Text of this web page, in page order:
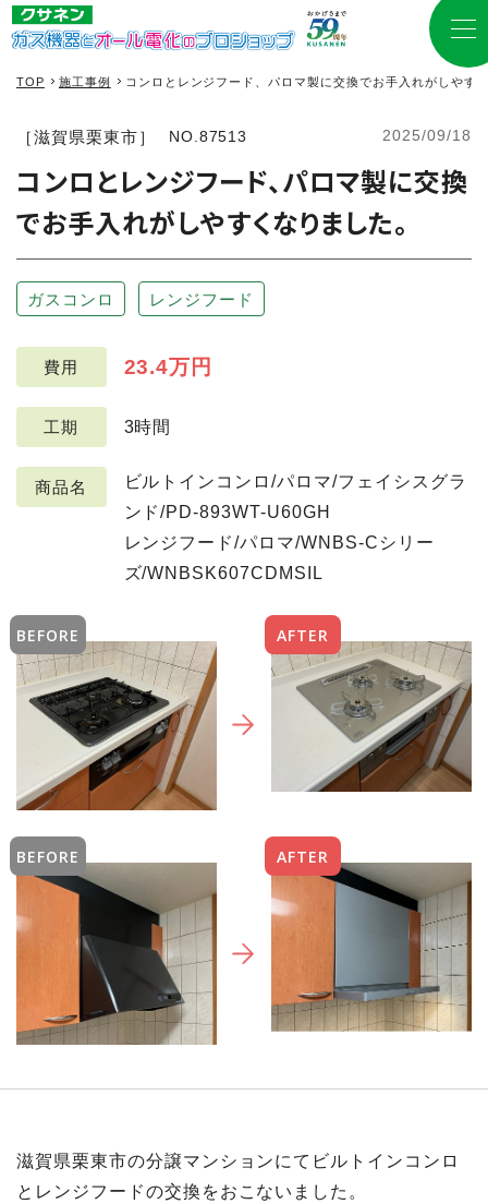
TOP 施工事例 コンロとレンジフード、パロマ製に交換でお手入れがしやす
［滋賀県栗東市］ NO.87513 2025/09/18
コンロとレンジフード、パロマ製に交換
でお手入れがしやすくなりました。
ガスコンロ レンジフード
費用 23.4万円
工期 3時間
商品名
ビルトインコンロ/パロマ/フェイシスグラ
ンド/PD-893WT-U60GH
レンジフード/パロマ/WNBS-Cシリー
ズ/WNBSK607CDMSIL
BEFORE AFTER
BEFORE AFTER
滋賀県栗東市の分譲マンションにてビルトインコンロ
とレンジフードの交換をおこないました。